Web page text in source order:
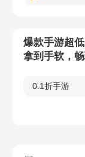
爆款手游超
拿到手软，畅
0.1折手游